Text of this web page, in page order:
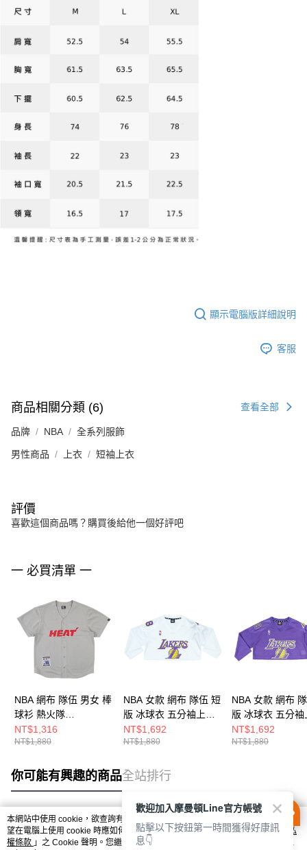
顯示電腦版詳細說明
客服
商品相關分類 (6) 查看全部
品牌 NBA 全系列服飾
男性商品 上衣 短袖上衣
評價
喜歡這個商品嗎？購買後給他一個好評吧
一 必買清單 一
NBA 網布 隊伍 男女 棒
球衫 熱火隊
3625147211
NT$1,316
NT$1,880
NBA 女款 網布 隊伍 短
版 冰球衣 五分袖上衣
湖人隊 3552100400
NT$1,692
NT$1,880
NBA 女款 網布
版 冰球衣 五分袖
湖人隊
NT$1,692
NT$1,880
你可能有興趣的商品全站排行
熱門標籤
本網站中使用 cookie，欲查詢有關本網站使用 cookie 方式之詳情，及若您不希
望在電腦上使用 cookie 時應如何變更電腦的 cookie 設定，請參閱本網站「
隱私
權條款 」之 Cookie 聲明。您繼續使用本網站即表示您同意本公司得按本網站使
歡迎加入摩曼頓Line官方帳號
點擊以下按鈕第一時間獲得好康訊
息👇